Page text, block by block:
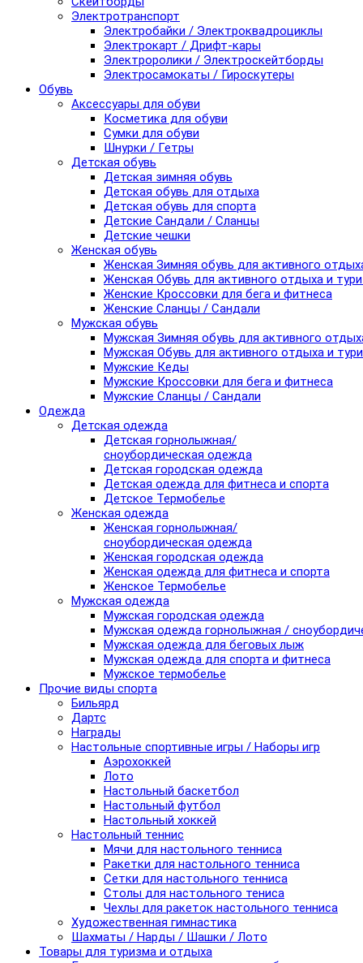
Электротранспорт
Электробайки / Электроквадроциклы
Электрокарт / Дрифт-кары
Электроролики / Электроскейтборды
Электросамокаты / Гироскутеры
Обувь
Аксессуары для обуви
Косметика для обуви
Сумки для обуви
Шнурки / Гетры
Детская обувь
Детская зимняя обувь
Детская обувь для отдыха
Детская обувь для спорта
Детские Сандали / Сланцы
Детские чешки
Женская обувь
Женская Зимняя обувь для активного
Женская Обувь для активного отдыха и
Женские Кроссовки для бега и фитнеса
Женские Сланцы / Сандали
Мужская обувь
Мужская Зимняя обувь для активного
Мужская Обувь для активного отдыха и
Мужские Кеды
Мужские Кроссовки для бега и фитнеса
Мужские Сланцы / Сандали
Одежда
Детская одежда
Детская горнолыжная/
сноубордическая одежда
Детская городская одежда
Детская одежда для фитнеса и спорта
Детское Термобелье
Женская одежда
Женская горнолыжная/
сноубордическая одежда
Женская городская одежда
Женская одежда для фитнеса и спорта
Женское Термобелье
Мужская одежда
Мужская городская одежда
Мужская одежда горнолыжная /
Мужская одежда для беговых лыж
Мужская одежда для спорта и фитнеса
Мужское термобелье
Прочие виды спорта
Бильярд
Дартс
Награды
Настольные спортивные игры / Наборы игр
Аэрохоккей
Лото
Настольный баскетбол
Настольный футбол
Настольный хоккей
Настольный теннис
Мячи для настольного тенниса
Ракетки для настольного тенниса
Сетки для настольного тенниса
Столы для настольного тениса
Чехлы для ракеток настольного тенниса
Художественная гимнастика
Шахматы / Нарды / Шашки / Лото
Товары для туризма и отдыха